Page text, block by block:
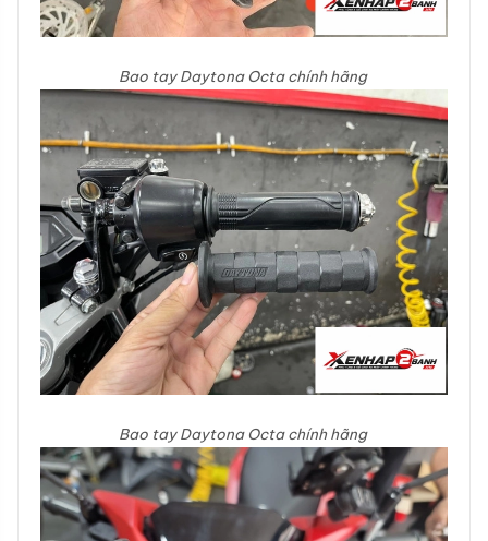
Bao tay Daytona Octa chính hãng
Bao tay Daytona Octa chính hãng